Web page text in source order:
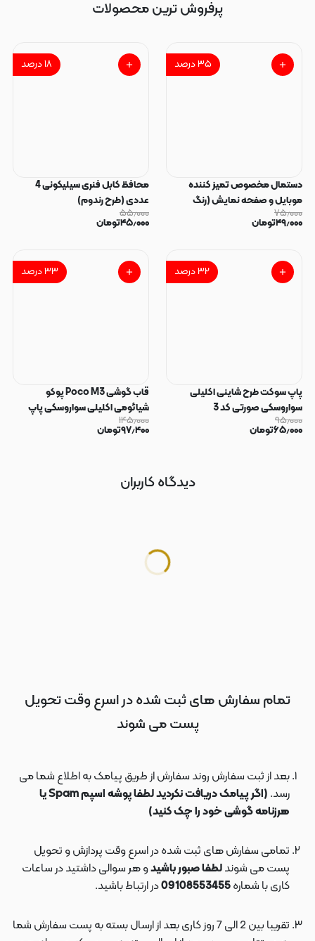
پرفروش ترین محصولات
۳۵درصد
دستمال مخصوص تمیز کننده
موبایل و صفحه نمایش (رنگ
رندوم)
۷۵٫۰۰۰
۴۹٫۰۰۰تومان
۱۸درصد
محافظ کابل فنری سیلیکونی 4
عددی (طرح رندوم)
۵۵٫۰۰۰
۴۵٫۰۰۰تومان
۳۲درصد
پاپ سوکت طرح شاینی اکلیلی
سواروسکی صورتی کد 3
۹۵٫۰۰۰
۶۵٫۰۰۰تومان
۳۳درصد
قاب گوشی Poco M3 پوکو
شیائومی اکلیلی سواروسکی پاپ
سوکت دار محافظ لنز دار صورتی کد
۱۴۵٫۰۰۰
۹۷٫۴۰۰تومان
دیدگاه کاربران
تمام سفارش های ثبت شده در اسرع وقت تحویل
پست می شوند
بعد از ثبت سفارش روند سفارش از طریق پیامک به اطلاع شما می
رسد.
(اگر پیامک دریافت نکردید لطفا پوشه اسپم Spam یا
هرزنامه گوشی خود را چک کنید)
تمامی سفارش های ثبت شده در اسرع وقت پردازش و تحویل
پست می شوندلطفا صبور باشیدو هر سوالی داشتید در ساعات
کاری با شماره
در ارتباط باشید.
تقریبا بین 2 الی 7 روز کاری بعد از ارسال بسته به پست سفارش شما